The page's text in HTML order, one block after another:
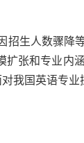
招生人数骤降
张和专业内
我国英语专业